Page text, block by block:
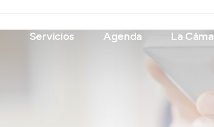
Servicios Agenda La